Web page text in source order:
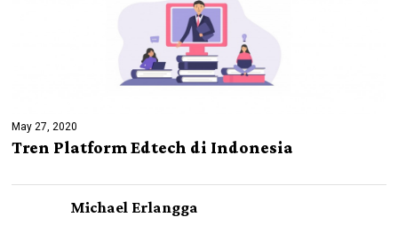
May 27, 2020
Tren Platform Edtech di Indonesia
Michael Erlangga